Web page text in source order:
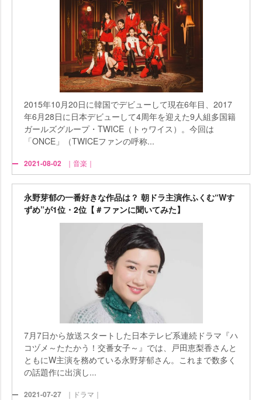
2015年10月20日に韓国でデビューして現在6年目、2017
年6月28日に日本デビューして4周年を迎えた9人組多国籍
ガールズグループ・TWICE（トゥワイス）。今回は
「ONCE」（TWICEファンの呼称...
2021-08-02 ｜音楽｜
永野芽郁の一番好きな作品は？ 朝ドラ主演作ふくむ“Wす
ずめ”が1位・2位【＃ファンに聞いてみた】
7月7日から放送スタートした日本テレビ系連続ドラマ『ハ
コヅメ～たたかう！交番女子～』では、戸田恵梨香さんと
ともにW主演を務めている永野芽郁さん。これまで数多く
の話題作に出演し...
2021-07-27 ｜ドラマ｜